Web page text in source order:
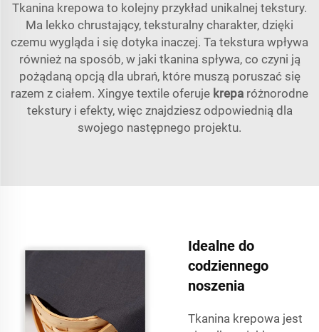
Tkanina krepowa to kolejny przykład unikalnej tekstury.
Ma lekko chrustający, teksturalny charakter, dzięki
czemu wygląda i się dotyka inaczej. Ta tekstura wpływa
również na sposób, w jaki tkanina spływa, co czyni ją
pożądaną opcją dla ubrań, które muszą poruszać się
razem z ciałem. Xingye textile oferuje krepa różnorodne
tekstury i efekty, więc znajdziesz odpowiednią dla
swojego następnego projektu.
Idealne do
codziennego
noszenia
Tkanina krepowa jest